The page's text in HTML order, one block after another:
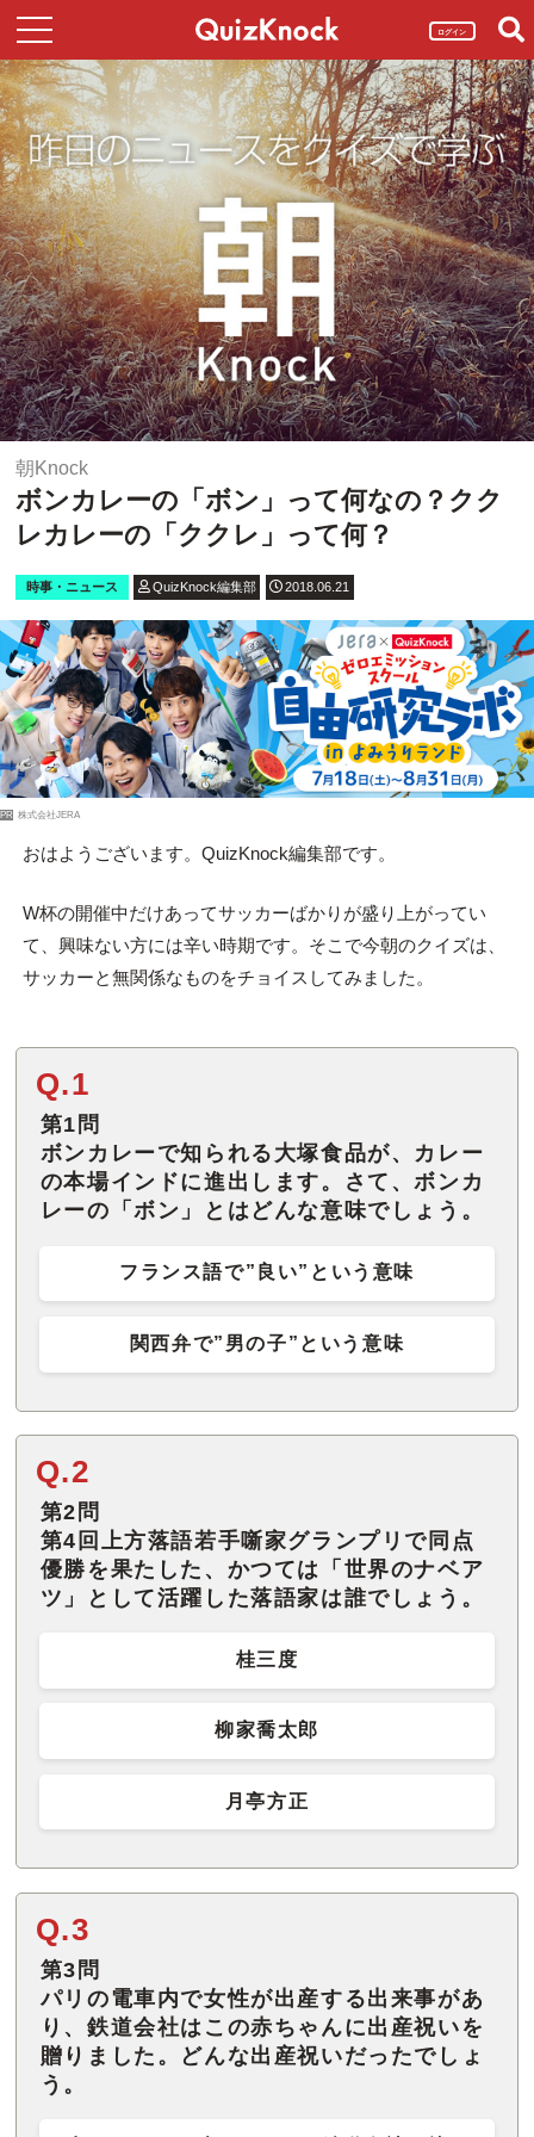
ログイン
朝Knock
ボンカレーの「ボン」って何なの？クク
レカレーの「ククレ」って何？
時事・ニュース QuizKnock編集部 2018.06.21
PR 株式会社JERA
おはようございます。QuizKnock編集部です。
W杯の開催中だけあってサッカーばかりが盛り上がってい
て、興味ない方には辛い時期です。そこで今朝のクイズは、
サッカーと無関係なものをチョイスしてみました。
Q.1
第1問
ボンカレーで知られる大塚食品が、カレー
の本場インドに進出します。さて、ボンカ
レーの「ボン」とはどんな意味でしょう。
フランス語で”良い”という意味
関西弁で”男の子”という意味
Q.2
第2問
第4回上方落語若手噺家グランプリで同点
優勝を果たした、かつては「世界のナベア
ツ」として活躍した落語家は誰でしょう。
桂三度
柳家喬太郎
月亭方正
Q.3
第3問
パリの電車内で女性が出産する出来事があ
り、鉄道会社はこの赤ちゃんに出産祝いを
贈りました。どんな出産祝いだったでしょ
う。